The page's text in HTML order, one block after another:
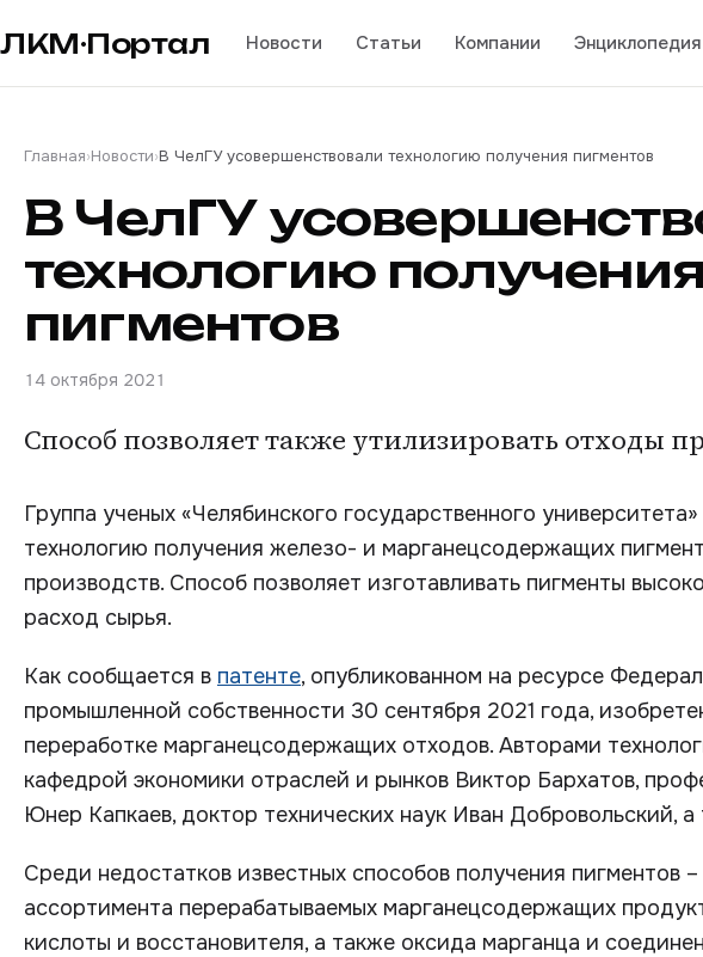
ЛКМ·Портал Новости Статьи Компании Энциклопедия
Главная›Новости›В ЧелГУ усовершенствовали технологию получения пигментов
В ЧелГУ
технологию получения
пигментов
14 октября 2021
Способ позволяет также утилизировать отходы
Группа ученых «Челябинского государственного
технологию получения железо- и марганецсодержащих
производств. Способ позволяет изготавливать пигменты
расход сырья.
Как сообщается в патенте, опубликованном на ресурсе
промышленной собственности 30 сентября 2021 года,
переработке марганецсодержащих отходов. Авторами
кафедрой экономики отраслей и рынков Виктор Бархатов,
Юнер Капкаев, доктор технических наук Иван Добровольский,
Среди недостатков известных способов получения пигментов
ассортимента перерабатываемых марганецсодержащих
кислоты и восстановителя, а также оксида марганца и